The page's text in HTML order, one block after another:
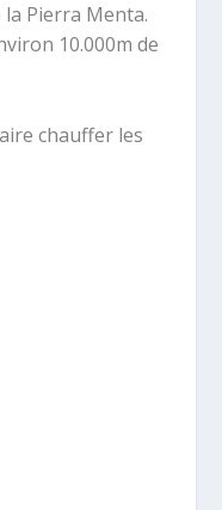
Pierra Menta.
10.000m de
chauffer les